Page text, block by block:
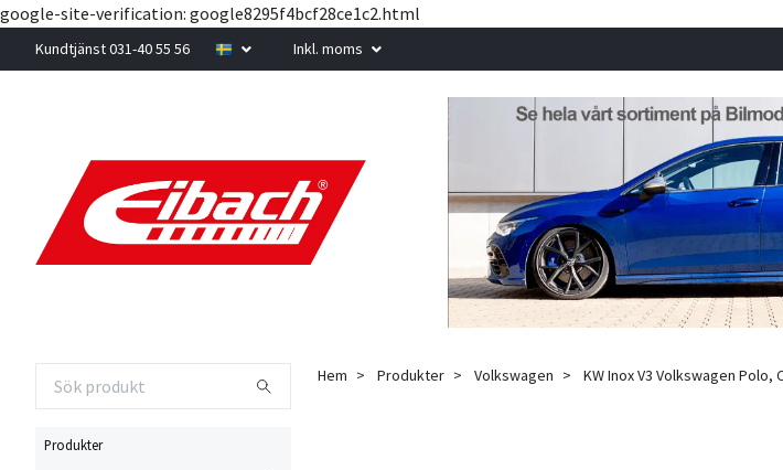
google-site-verification: google8295f4bcf28ce1c2.html
Kundtjänst 031-40 55 56 Inkl. moms
Produkter
Hem Produkter Volkswagen KW Inox V3 Volkswagen Polo,